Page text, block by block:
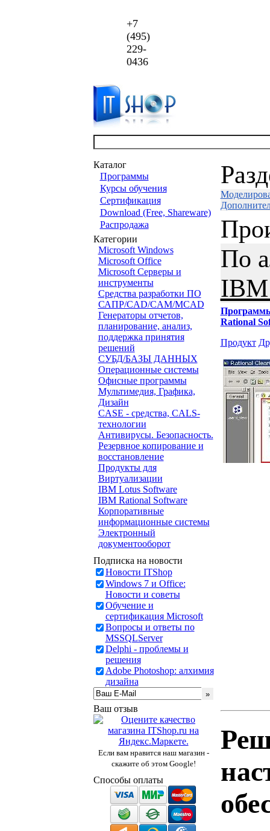
+7
(495)
229-
0436
Каталог
Программы
Курсы обучения
Сертификация
Download (Free, Shareware)
Распродажа
Категории
Microsoft Windows
Microsoft Office
Microsoft Серверы и
инструменты
Средства разработки ПО
САПР/CAD/CAM/MCAD
Генераторы отчетов,
планирование, анализ,
поддержка принятия
решений
СУБД/БАЗЫ ДАННЫХ
Операционные системы
Офисные программы
Мультимедия, Графика,
Дизайн
CASE - средства, CALS-
технологии
Антивирусы. Безопасность.
Резервное копирование и
восстановление
Продукты для
Виртуализации
IBM Lotus Software
IBM Rational Software
Корпоративные
информационные системы
Электронный
документооборот
Подписка на новости
Новости ITShop
Windows 7 и Office:
Новости и советы
Обучение и
сертификация Microsoft
Вопросы и ответы по
MSSQLServer
Delphi - проблемы и
решения
Adobe Photoshop: алхимия
дизайна
Ваш отзыв
Если вам нравится наш магазин -
скажите об этом Google!
Способы оплаты
По
IBM
Rational
Продукт